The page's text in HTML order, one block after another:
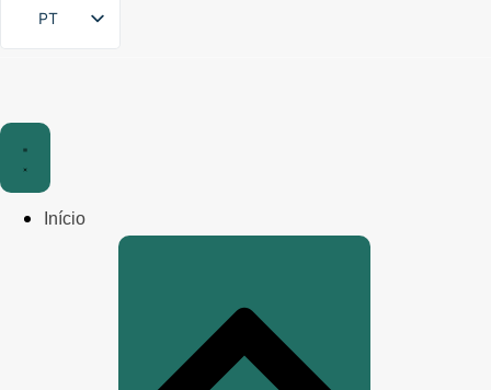
PT
Início